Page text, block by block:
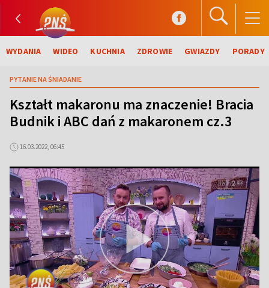
WYDANIA WIDEO KUCHNIA ZDROWIE GWIAZDY PORADY
PYTANIE NA ŚNIADANIE
Kształt makaronu ma znaczenie! Bracia
Budnik i ABC dań z makaronem cz.3
16.03.2022, 06:45